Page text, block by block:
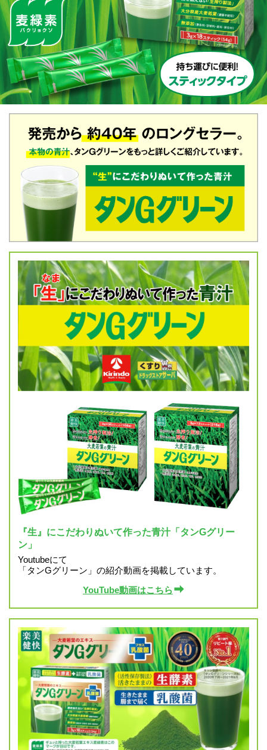
『生』にこだわりぬいて作った青汁「タンGグリー
ン」
Youtubeにて
「タンGグリーン」の紹介動画を掲載しています。
YouTube動画はこちら